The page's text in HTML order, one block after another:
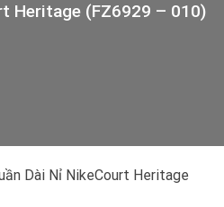
Heritage (FZ6929 – 010)
Dài Nỉ NikeCourt Heritage